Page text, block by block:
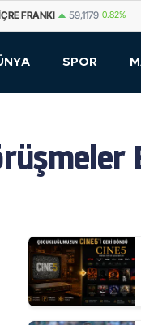
YUAN OFFSHORE 7,0775
SPOR